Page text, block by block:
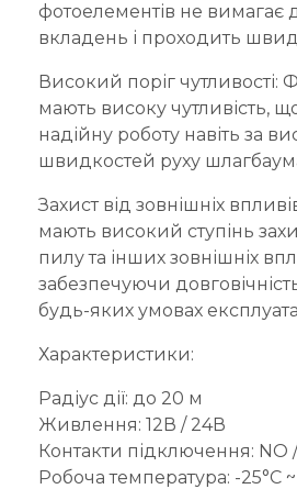
фотоелементів не вимагає
вкладень і проходить
Високий поріг чутливості:
мають високу чутливість,
надійну роботу навіть за
швидкостей руху
Захист від зовнішніх
мають високий ступінь
пилу та інших зовнішніх
забезпечуючи
будь-яких умовах
Характеристики:
Радіус дії: до 20 м
Живлення: 12В / 24В
Контакти підключення: NO
Робоча температура: -25°C ~